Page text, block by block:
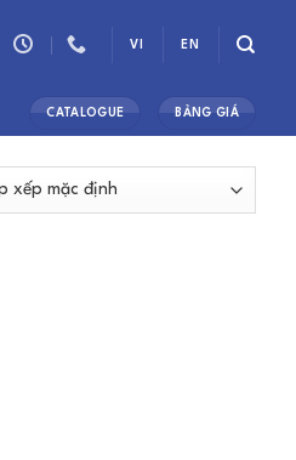
VI EN
CATALOGUE BẢNG GIÁ